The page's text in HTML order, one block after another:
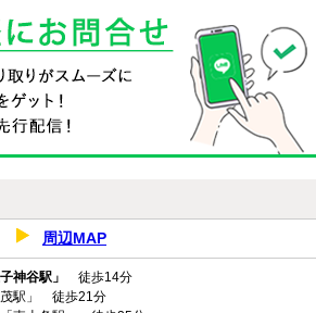
周辺MAP
子神谷駅」
徒歩14分
駅」 徒歩21分